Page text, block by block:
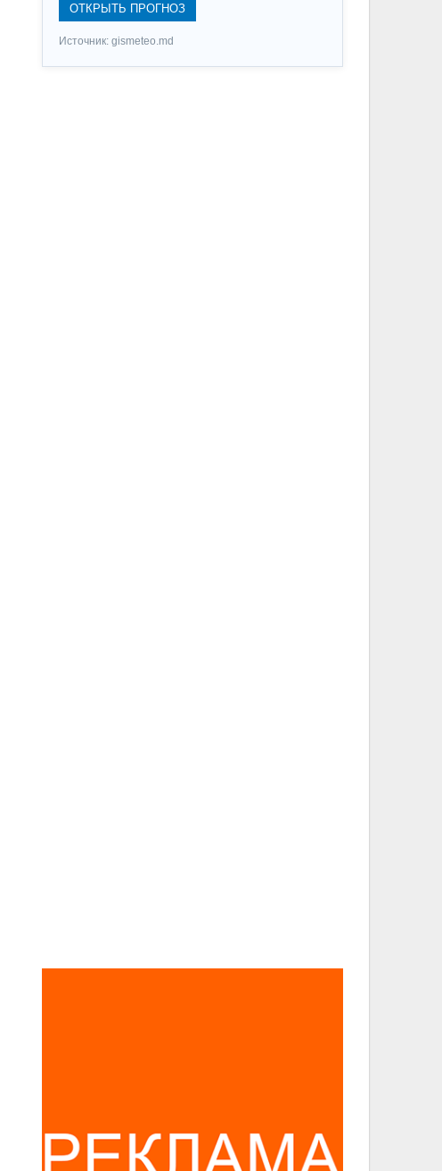
ОТКРЫТЬ ПРОГНОЗ
Источник: gismeteo.md